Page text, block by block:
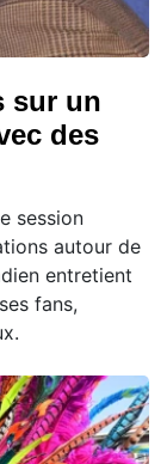
sur un
des
session
autour de
entretient
fans,